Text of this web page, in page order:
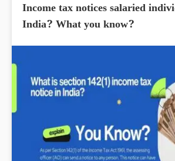
Income tax notices salaried
India? What you know?